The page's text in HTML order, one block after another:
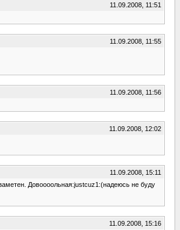
11.09.2008, 11:51
11.09.2008, 11:55
11.09.2008, 11:56
11.09.2008, 12:02
11.09.2008, 15:11
Довоооольная:justcuz1:(надеюсь не буду
11.09.2008, 15:16